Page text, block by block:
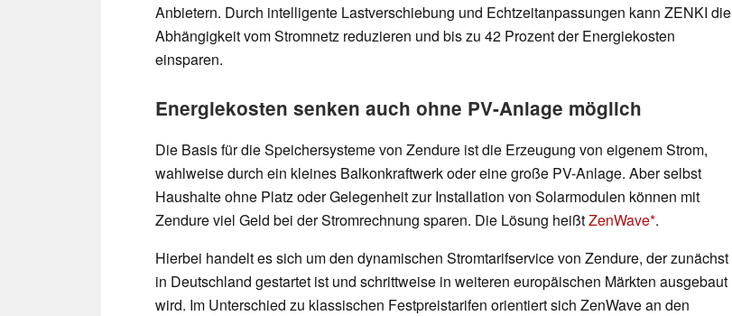
Anbietern. Durch intelligente Lastverschiebung und Echtzeitanpassungen kann ZENKI die
Abhängigkeit vom Stromnetz reduzieren und bis zu 42 Prozent der Energiekosten
einsparen.
Energiekosten senken auch ohne PV-Anlage möglich
Die Basis für die Speichersysteme von Zendure ist die Erzeugung von eigenem Strom,
wahlweise durch ein kleines Balkonkraftwerk oder eine große PV-Anlage. Aber selbst
Haushalte ohne Platz oder Gelegenheit zur Installation von Solarmodulen können mit
Zendure viel Geld bei der Stromrechnung sparen. Die Lösung heißtZenWave .
Hierbei handelt es sich um den dynamischen Stromtarifservice von Zendure, der zunächst
in Deutschland gestartet ist und schrittweise in weiteren europäischen Märkten ausgebaut
wird. Im Unterschied zu klassischen Festpreistarifen orientiert sich ZenWave an den